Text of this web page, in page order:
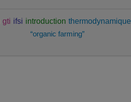
gti ifsi introduction thermodynamique
“organic farming”